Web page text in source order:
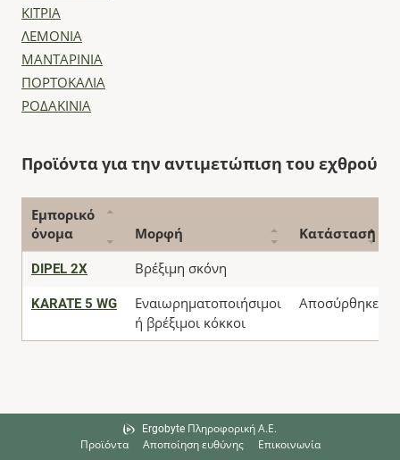
ΚΙΤΡΙΑ
ΛΕΜΟΝΙΑ
ΜΑΝΤΑΡΙΝΙΑ
ΠΟΡΤΟΚΑΛΙΑ
ΡΟΔΑΚΙΝΙΑ
Προϊόντα για την αντιμετώπιση του εχθρού
Εμπορικό
όνομα
Μορφή Κατάσταση
DIPEL 2X Βρέξιμη σκόνη
KARATE 5 WG
Εναιωρηματοποιήσιμοι
ή βρέξιμοι κόκκοι
Αποσύρθηκε
Ergobyte Πληροφορική Α.Ε.
Προϊόντα
Αποποίηση ευθύνης Επικοινωνία